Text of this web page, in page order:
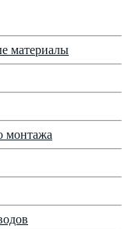
материалы
монтажа